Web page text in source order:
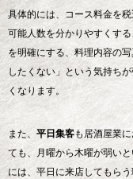
具体的には、コース料金を
可能人数を分かりやすくす
を明確にする、料理内容の
したくない」という気持ち
くなります。
また、 平日集客も居酒屋業
ても、月曜から木曜が弱い
には、平日に来店してもら